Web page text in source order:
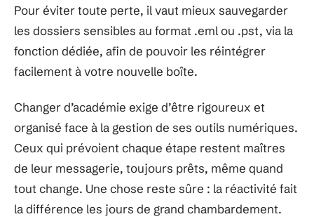
Pour éviter toute perte, il vaut mieux sauvegarder
les dossiers sensibles au format .eml ou .pst, via la
fonction dédiée, afin de pouvoir les réintégrer
facilement à votre nouvelle boîte.
Changer d’académie exige d’être rigoureux et
organisé face à la gestion de ses outils numériques.
Ceux qui prévoient chaque étape restent maîtres
de leur messagerie, toujours prêts, même quand
tout change. Une chose reste sûre : la réactivité fait
la différence les jours de grand chambardement.